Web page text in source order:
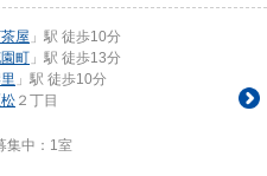
屋 」駅 徒歩10分
町 」駅 徒歩13分
」駅 徒歩10分
松 ２丁目
中： 1室